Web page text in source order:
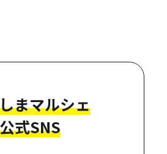
まマルシェ
公式SNS